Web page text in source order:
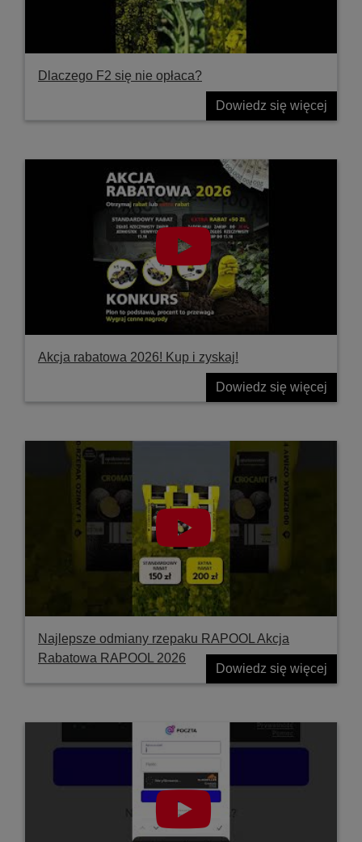
Dlaczego F2 się nie opłaca?
Dowiedz się więcej
Akcja rabatowa 2026! Kup i zyskaj!
Dowiedz się więcej
Najlepsze odmiany rzepaku RAPOOL Akcja
Rabatowa RAPOOL 2026
Dowiedz się więcej